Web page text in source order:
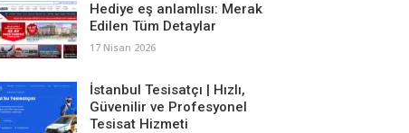
Hediye eş anlamlısı: Merak
Edilen Tüm Detaylar
17 Nisan 2026
İstanbul Tesisatçı | Hızlı,
Güvenilir ve Profesyonel
Tesisat Hizmeti